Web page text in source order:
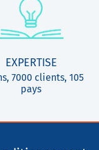
EXPERTISE
7000 clients, 105
pays